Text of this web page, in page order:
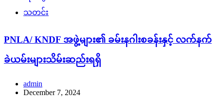
သတင်း
PNLA/ KNDF အဖွဲ့များ၏ ခမ်းနဂါးစခန်းနှင့် လက်နက်
ခဲယမ်းများသိမ်းဆည်းရရှိ
admin
December 7, 2024